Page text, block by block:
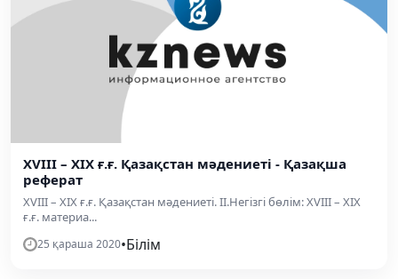
XVIII – XIX ғ.ғ. Қазақстан мәдениеті - Қазақша
реферат
XVIII – XIX ғ.ғ. Қазақстан мәдениеті. II.Негізгі бөлім: XVIII – XIX
ғ.ғ. материа...
25 қараша 2020•Білім